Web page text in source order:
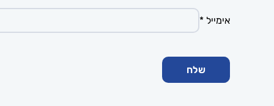
אימייל *